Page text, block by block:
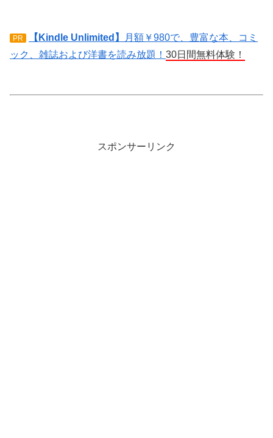
PR 【Kindle Unlimited】
月額￥980で、豊富な本、コミ
ック、雑誌および洋書を読み放題！ 30日間無料体験！
スポンサーリンク